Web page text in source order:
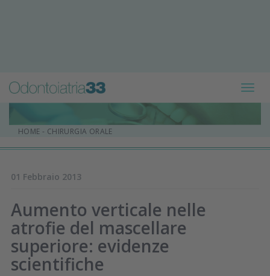
HOME - CHIRURGIA ORALE
01 Febbraio 2013
Aumento verticale nelle
atrofie del mascellare
superiore: evidenze
scientifiche